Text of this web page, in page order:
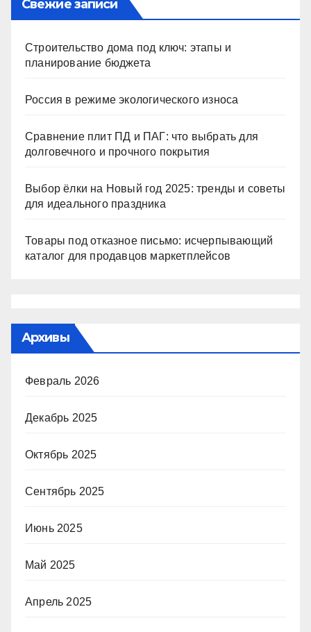
Свежие записи
Строительство дома под ключ: этапы и
планирование бюджета
Россия в режиме экологического износа
Сравнение плит ПД и ПАГ: что выбрать для
долговечного и прочного покрытия
Выбор ёлки на Новый год 2025: тренды и советы
для идеального праздника
Товары под отказное письмо: исчерпывающий
каталог для продавцов маркетплейсов
Архивы
Февраль 2026
Декабрь 2025
Октябрь 2025
Сентябрь 2025
Июнь 2025
Май 2025
Апрель 2025